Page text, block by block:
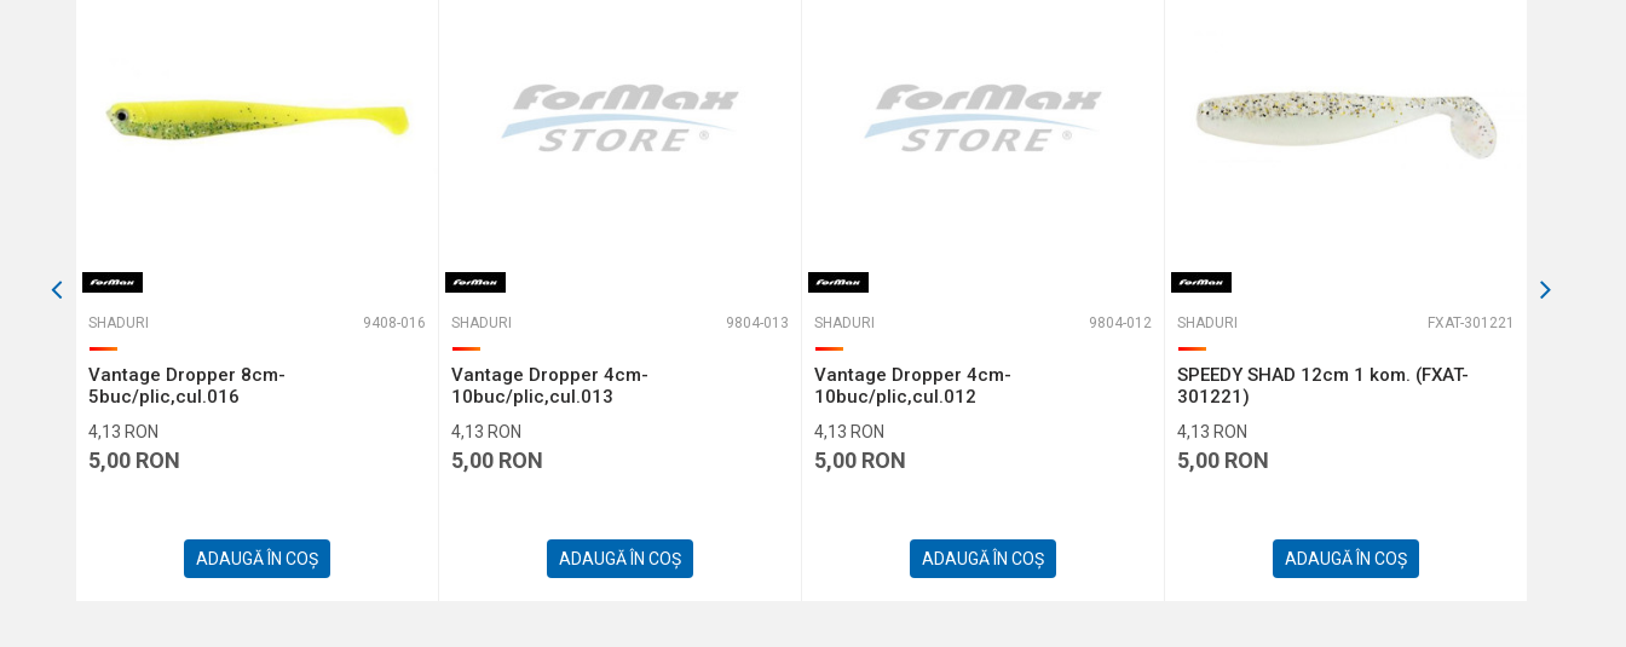
TRIMITE
SHADURI 9408-016
Vantage Dropper 8cm-
5buc/plic,cul.016
4,13 RON
5,00 RON
ADAUGĂ ÎN COȘ
SHADURI 9804-013
Vantage Dropper 4cm-
10buc/plic,cul.013
4,13 RON
5,00 RON
ADAUGĂ ÎN COȘ
SHADURI 9804-012
Vantage Dropper 4cm-
10buc/plic,cul.012
4,13 RON
5,00 RON
ADAUGĂ ÎN COȘ
SHADURI FXAT-301221
SPEEDY SHAD 12cm 1 kom. (FXAT-
301221)
4,13 RON
5,00 RON
ADAUGĂ ÎN COȘ